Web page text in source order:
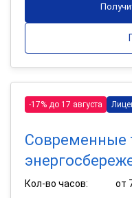
-17% до 17 августа
Современные
Кол-во часов:
от